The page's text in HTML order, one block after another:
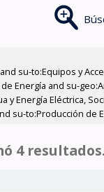
su-to:Equipos y
Energía and su-
y Energía Eléctrica,
su-to:Producción de
4 resultados.